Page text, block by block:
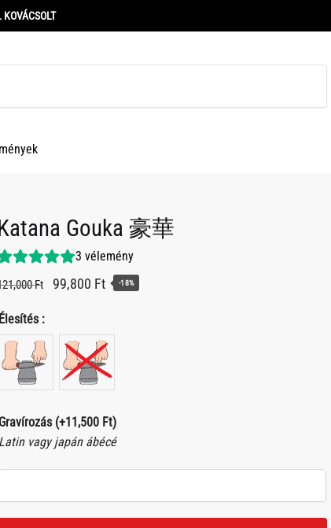
Gouka 豪華
3 vélemény
Ft
Original
121,000 Ft.
99,800 FtCurrent
99,800 Ft.
-18%
Élesítés :
Gravírozás (+11,500 Ft)
Latin vagy japán ábécé